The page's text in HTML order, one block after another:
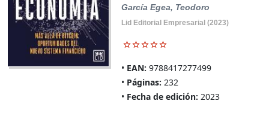
García Egea, Teodoro
Lid Editorial Empresarial (2023)
EAN: 9788417277499
Páginas: 232
Fecha de edición: 2023